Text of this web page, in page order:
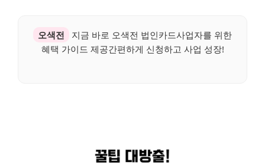
오색전
지금 바로 오색전 법인카드사업자를 위한
혜택 가이드 제공간편하게 신청하고 사업 성장!